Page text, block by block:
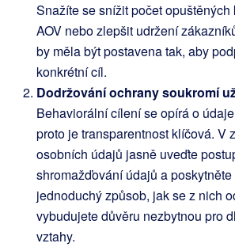
Snažíte se snížit počet opuštěných
AOV nebo zlepšit udržení
by měla být postavena tak, aby
konkrétní cíl.
Dodržování ochrany soukromí
Behaviorální cílení se opírá o
proto je transparentnost klíčová. V
osobních údajů jasně uveďte
shromažďování údajů a
jednoduchý způsob, jak se z nich
vybudujete důvěru nezbytnou pro
vztahy.